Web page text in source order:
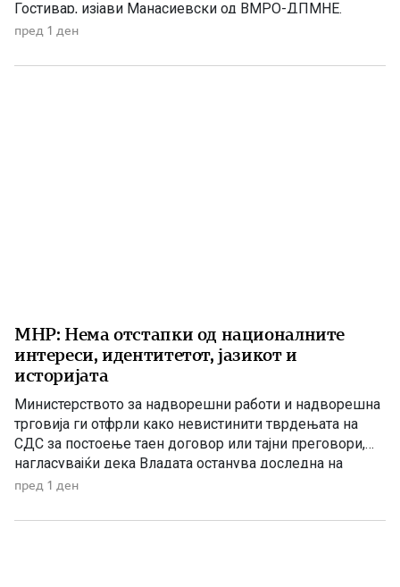
Гостивар, изјави Манасиевски од ВМРО-ДПМНЕ.
„Колку злоба и неискреност има во СДС, кога дрско се
интереси со водата што Владата бесплатно им ја дели
пред 1 ден
МНР: Нема отстапки од националните
интереси, идентитетот, јазикот и
историјата
Министерството за надворешни работи и надворешна
трговија ги отфрли како невистинити тврдењата на
СДС за постоење таен договор или тајни преговори,
нагласувајќи дека Владата останува доследна на
утврдените државни позиции и нема да прифати
идентитетот, јазикот и историјата. „Денешната прес-
пред 1 ден